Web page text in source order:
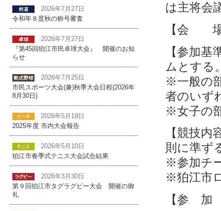
は主将会
【会 場
【参加
ムとする
※一般の
者のいず
※女子の
【競技
則に準ず
※参加チ
※狛江市
【参 加
2026年7月27日
令和年８度秋の称号審査
2026年7月27日
『第45回狛江市民卓球大会』 開催のお知
らせ
2026年7月25日
市民スポーツ大会(兼)秋季大会日程(2026年
8月30日)
2026年5月19日
2025年度 市内大会報告
2026年5月10日
狛江市春季式テニス大会試合結果
2026年3月30日
第９回狛江市タグラグビー大会 開催の御
礼